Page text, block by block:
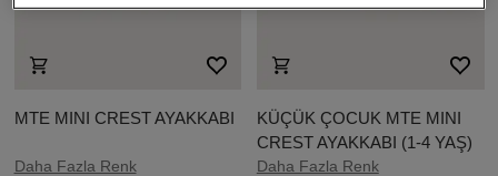
MTE MINI CREST AYAKKABI
Daha Fazla Renk
KÜÇÜK ÇOCUK MTE MINI
CREST AYAKKABI (1-4 YAŞ)
Daha Fazla Renk